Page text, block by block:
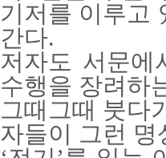
기저를 이루고
간다.
저자도 서문
수행을 장려하
그때그때 붓다
자들이 그런 명